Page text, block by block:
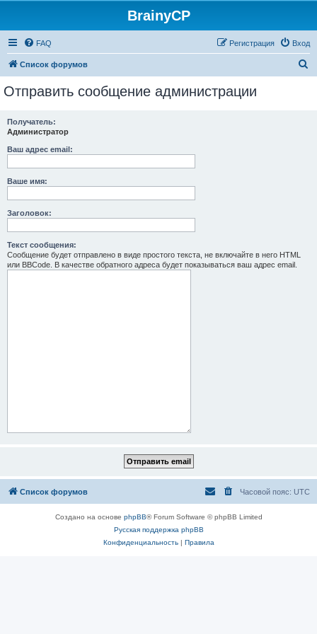
BrainyCP
FAQ Вход
Регистрация
Список форумов
Отправить сообщение администрации
Получатель:
Администратор
Ваш адрес email:
Ваше имя:
Заголовок:
Текст сообщения:
Сообщение будет отправлено в виде простого текста, не включайте в него HTML
или BBCode. В качестве обратного адреса будет показываться ваш адрес email.
Список форумов Часовой пояс: UTC
Создано на основе phpBB® Forum Software © phpBB Limited
Русская поддержка phpBB
Конфиденциальность| Правила